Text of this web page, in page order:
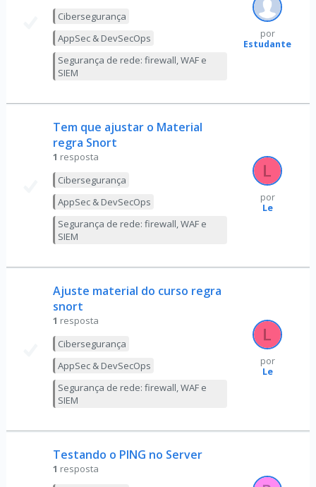
Cibersegurança
AppSec & DevSecOps
Segurança de rede: firewall, WAF e
SIEM
por
Estudante
Tem que ajustar o Material
regra Snort
1 resposta
Cibersegurança
AppSec & DevSecOps
Segurança de rede: firewall, WAF e
SIEM
por
Le
Ajuste material do curso regra
snort
1 resposta
Cibersegurança
AppSec & DevSecOps
Segurança de rede: firewall, WAF e
SIEM
por
Le
Testando o PING no Server
1 resposta